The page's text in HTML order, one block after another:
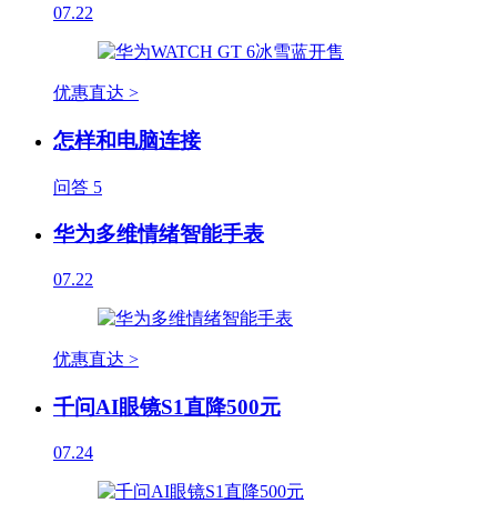
07.22
优惠直达 >
怎样和电脑连接
问答 5
华为多维情绪智能手表
07.22
优惠直达 >
千问AI眼镜S1直降500元
07.24